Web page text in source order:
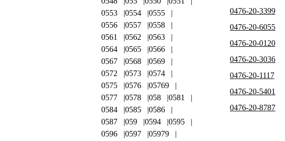
0476-20-3399
0476-20-6055
0476-20-0120
0476-20-3036
0476-20-1117
0476-20-5401
0476-20-8787
0553
0554
0555
0556
0557
0558
0561
0562
0563
0564
0565
0566
0567
0568
0569
0572
0573
0574
0575
0576
05769
0577
0578 058
0581
0584
0585
0586
0587
059 0594
0595
0596
0597
05979